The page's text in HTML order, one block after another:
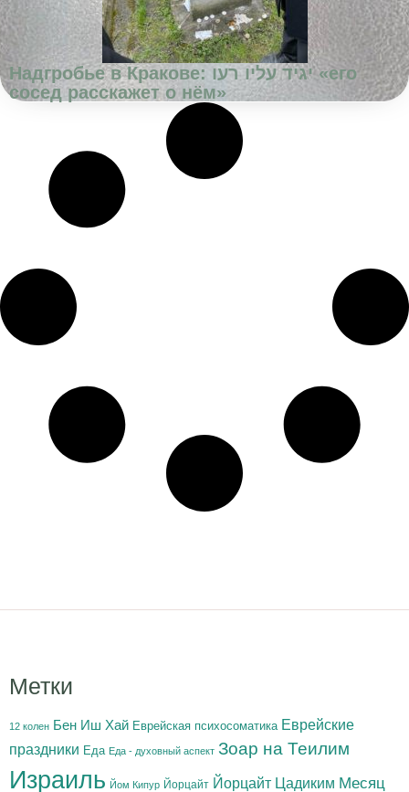
Надгробье в Кракове: יגיד עליו רעו «его
сосед расскажет о нём»
Метки
12 колен Бен Иш Хай Еврейская психосоматика Еврейские
праздники Еда Еда - духовный аспект Зоар на Теилим
Израиль Йом Кипур Йорцайт Йорцайт Цадиким Месяц